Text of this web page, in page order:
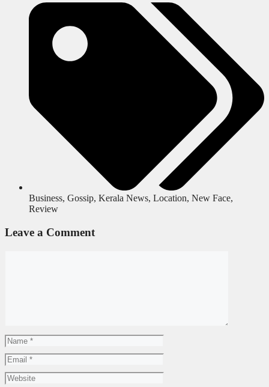
Business, Gossip, Kerala News, Location, New Face,
Review
Leave a Comment